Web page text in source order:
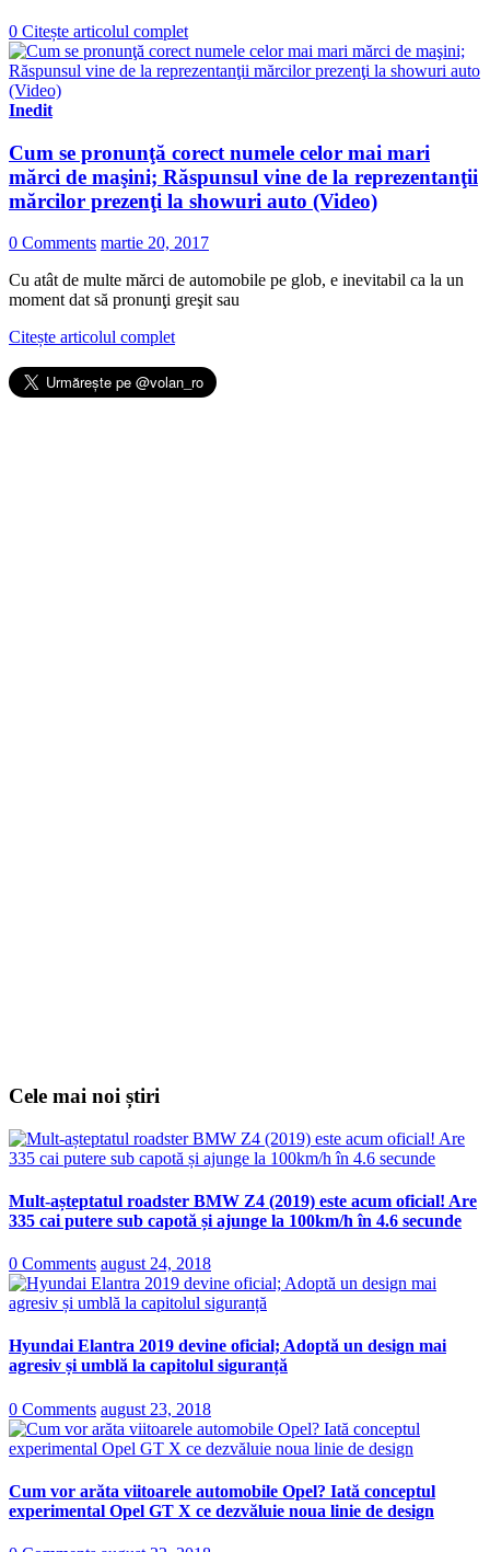
0 Citește articolul complet
Inedit
Cum se pronunţă corect numele celor mai mari
mărci de maşini; Răspunsul vine de la reprezentanţii
mărcilor prezenţi la showuri auto (Video)
0 Comments martie 20, 2017
Cu atât de multe mărci de automobile pe glob, e inevitabil ca la un
moment dat să pronunţi greşit sau
Citește articolul complet
Cele mai noi știri
Mult-așteptatul roadster BMW Z4 (2019) este acum oficial! Are
335 cai putere sub capotă și ajunge la 100km/h în 4.6 secunde
0 Comments august 24, 2018
Hyundai Elantra 2019 devine oficial; Adoptă un design mai
agresiv și umblă la capitolul siguranță
0 Comments august 23, 2018
Cum vor arăta viitoarele automobile Opel? Iată conceptul
experimental Opel GT X ce dezvăluie noua linie de design